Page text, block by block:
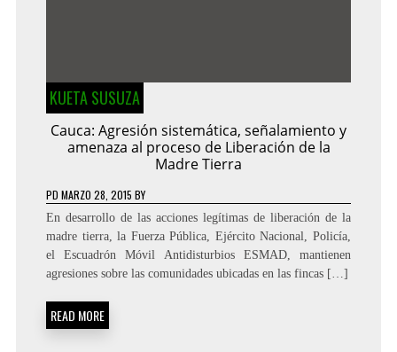
KUETA SUSUZA
Cauca: Agresión sistemática, señalamiento y
amenaza al proceso de Liberación de la
Madre Tierra
PD MARZO 28, 2015 BY
En desarrollo de las acciones legítimas de liberación de la
madre tierra, la Fuerza Pública, Ejército Nacional, Policía,
el Escuadrón Móvil Antidisturbios ESMAD, mantienen
agresiones sobre las comunidades ubicadas en las fincas […]
READ MORE